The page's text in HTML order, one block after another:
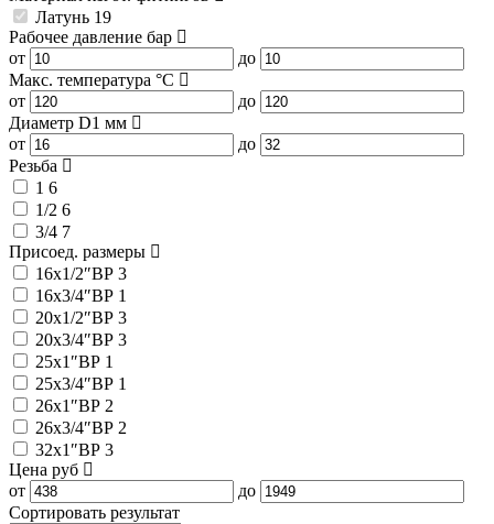
Латунь 19
Рабочее давление бар
от
до
Макс. температура °C
от
до
Диаметр D1 мм
от
до
Резьба
1 6
1/2 6
3/4 7
Присоед. размеры
16x1/2″ВР 3
16x3/4″ВР 1
20x1/2″ВР 3
20x3/4″ВР 3
25x1″ВР 1
25x3/4″ВР 1
26x1″ВР 2
26x3/4″ВР 2
32x1″ВР 3
Цена руб
от
до
Сортировать результат